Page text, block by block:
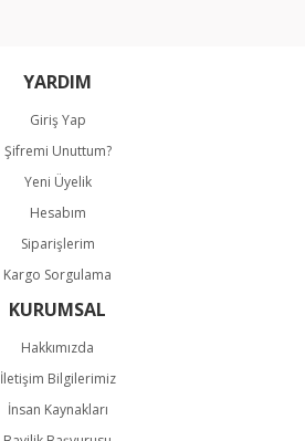
Gönder
YARDIM
Giriş Yap
Şifremi Unuttum?
Yeni Üyelik
Hesabım
Siparişlerim
Kargo Sorgulama
KURUMSAL
Hakkımızda
İletişim Bilgilerimiz
İnsan Kaynakları